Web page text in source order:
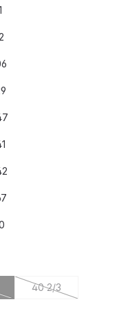
nicht verfügbar.)
Option ist zurzeit nicht
40 2/3
(Diese Option ist